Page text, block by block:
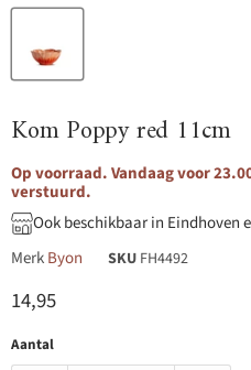
Kom Poppy red 11cm
Op voorraad. Vandaag voor
verstuurd.
Ook beschikbaar in Eindhoven
MerkByon SKU FH4492
Huidige prijs
14,95
Aantal